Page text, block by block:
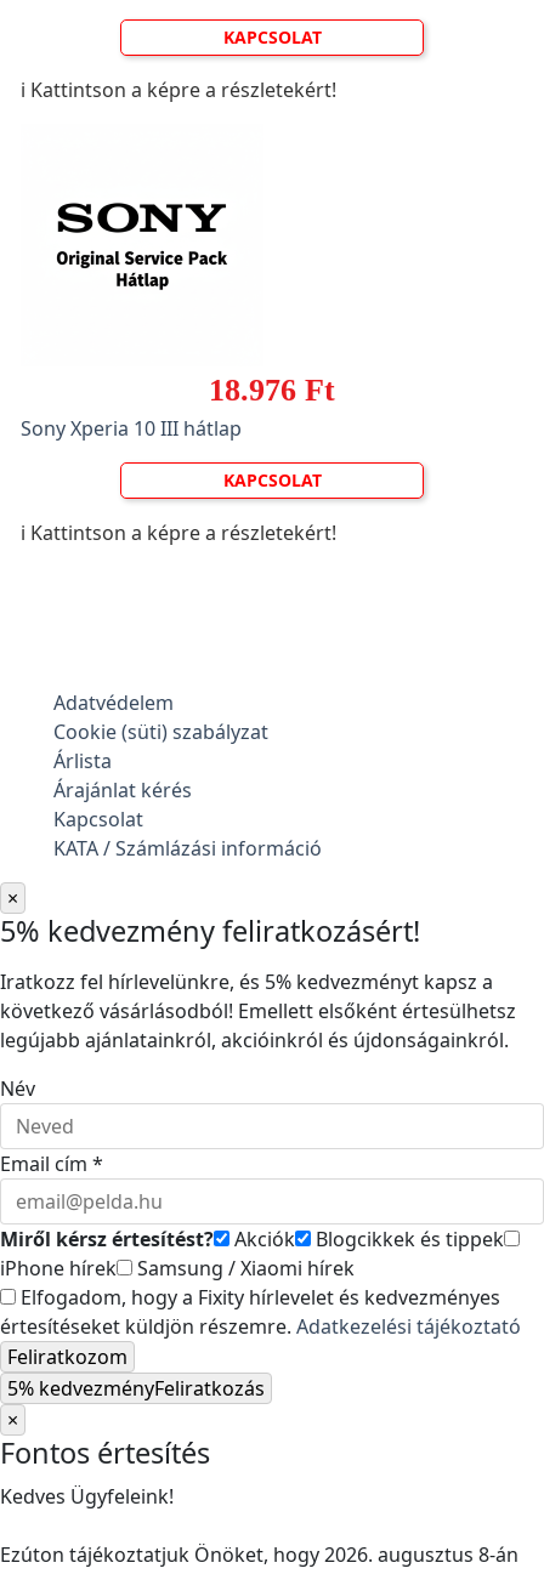
KAPCSOLAT
ℹ️ Kattintson a képre a részletekért!
18.976 Ft
Sony Xperia 10 III hátlap
KAPCSOLAT
ℹ️ Kattintson a képre a részletekért!
Adatvédelem
Cookie (süti) szabályzat
Árlista
Árajánlat kérés
Kapcsolat
KATA / Számlázási információ
×
5% kedvezmény feliratkozásért!
Iratkozz fel hírlevelünkre, és 5% kedvezményt kapsz a
következő vásárlásodból! Emellett elsőként értesülhetsz
legújabb ajánlatainkról, akcióinkról és újdonságainkról.
Név
Email cím *
Miről kérsz értesítést? Akciók
Blogcikkek és tippek
iPhone hírek
Samsung / Xiaomi hírek
Elfogadom, hogy a Fixity hírlevelet és kedvezményes
értesítéseket küldjön részemre. Adatkezelési tájékoztató
Feliratkozom
5% kedvezményFeliratkozás
×
Fontos értesítés
Kedves Ügyfeleink!
Ezúton tájékoztatjuk Önöket, hogy 2026. augusztus 8-án